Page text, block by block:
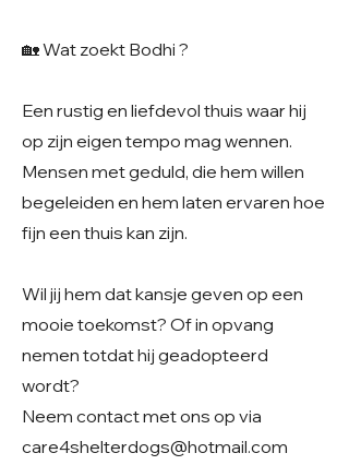
🏡 Wat zoekt Bodhi ?
Een rustig en liefdevol thuis waar hij
op zijn eigen tempo mag wennen.
Mensen met geduld, die hem willen
begeleiden en hem laten ervaren hoe
fijn een thuis kan zijn.
Wil jij hem dat kansje geven op een
mooie toekomst? Of in opvang
nemen totdat hij geadopteerd
wordt?
Neem contact met ons op via
care4shelterdogs@hotmail.com